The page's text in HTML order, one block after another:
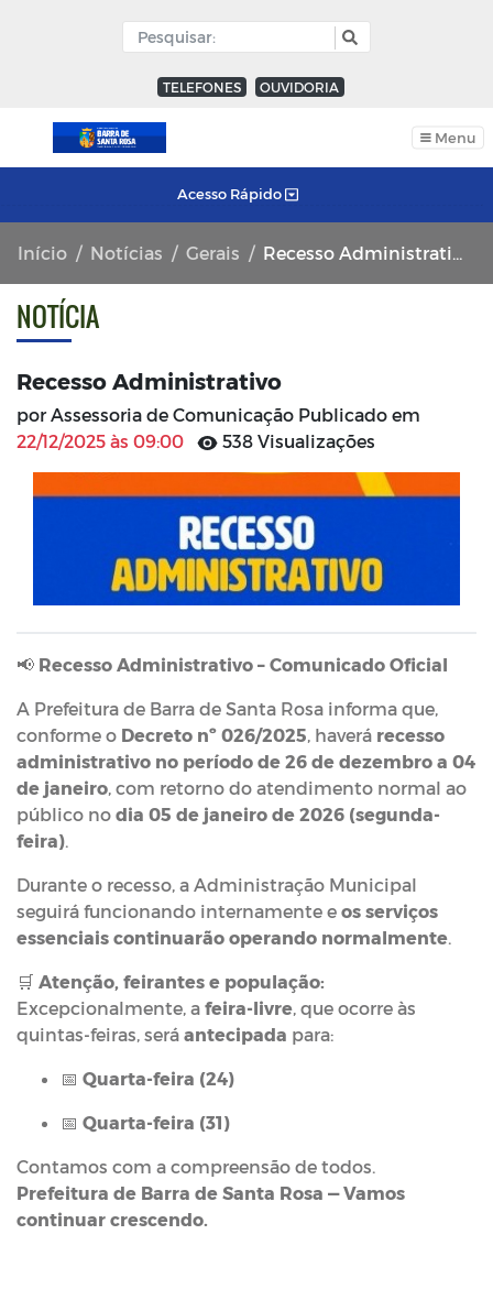
TELEFONES OUVIDORIA
Menu
Acesso Rápido
Início Notícias Gerais Recesso Administrativo
NOTÍCIA
Recesso Administrativo
por Assessoria de Comunicação Publicado em
22/12/2025 às 09:00
538 Visualizações
📢 Recesso Administrativo – Comunicado Oficial
A Prefeitura de Barra de Santa Rosa informa que,
conforme o Decreto nº 026/2025, haverá recesso
administrativo no período de 26 de dezembro a 04
de janeiro, com retorno do atendimento normal ao
público no dia 05 de janeiro de 2026 (segunda-
feira).
Durante o recesso, a Administração Municipal
seguirá funcionando internamente e os serviços
essenciais continuarão operando normalmente.
🛒 Atenção, feirantes e população:
Excepcionalmente, a feira-livre, que ocorre às
quintas-feiras, será antecipada para:
📅 Quarta-feira (24)
📅 Quarta-feira (31)
Contamos com a compreensão de todos.
Prefeitura de Barra de Santa Rosa — Vamos
continuar crescendo.